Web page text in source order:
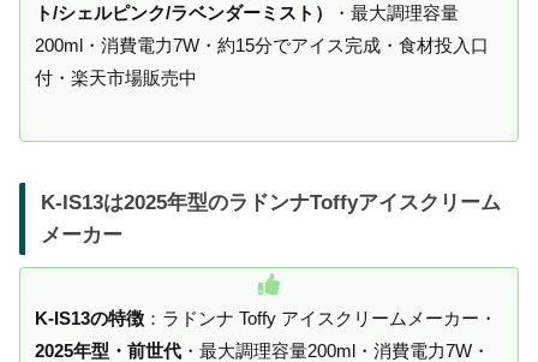
ト/シェルピンク/ラベンダーミスト）
・最大調理容量
200ml・消費電力7W・約15分でアイス完成・食材投入口
付・楽天市場販売中
K-IS13は2025年型のラドンナToffyアイスクリーム
メーカー
K-IS13の特徴 ：ラドンナ Toffy アイスクリームメーカー・
2025年型・前世代 ・最大調理容量200ml・消費電力7W・